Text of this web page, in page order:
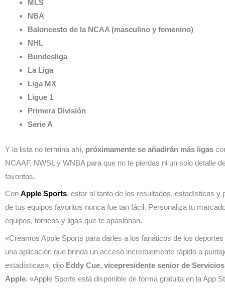
MLS
NBA
Baloncesto de la NCAA (masculino y femenino)
NHL
Bundesliga
La Liga
Liga MX
Ligue 1
Primera División
Serie A
Y la lista no termina ahí, próximamente se añadirán más ligas
NCAAF, NWSL y WNBA para que no te pierdas ni un solo detalle
favoritos.
Con Apple Sports, estar al tanto de los resultados, estadísticas y
de tus equipos favoritos nunca fue tan fácil. Personaliza tu
equipos, torneos y ligas que te apasionan.
«Creamos Apple Sports para darles a los fanáticos de los deportes
una aplicación que brinda un acceso increíblemente rápido a
estadísticas», dijo Eddy Cue, vicepresidente senior de
Apple. «Apple Sports está disponible de forma gratuita en la App